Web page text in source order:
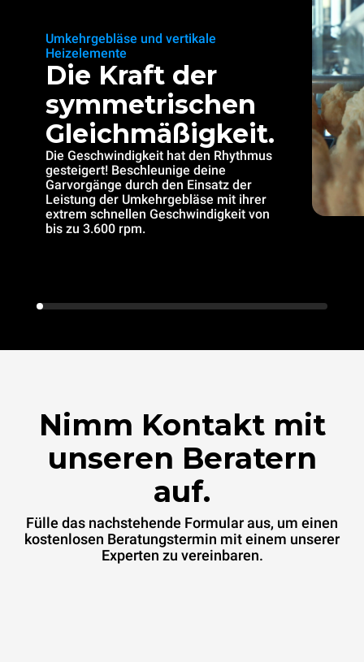
Umkehrgebläse und vertikale
Heizelemente
Die Kraft der
symmetrischen
Gleichmäßigkeit.
Die Geschwindigkeit hat den Rhythmus
gesteigert! Beschleunige deine
Garvorgänge durch den Einsatz der
Leistung der Umkehrgebläse mit ihrer
extrem schnellen Geschwindigkeit von
bis zu 3.600 rpm.
Nimm Kontakt mit
unseren Beratern
auf.
Fülle das nachstehende Formular aus, um einen
kostenlosen Beratungstermin mit einem unserer
Experten zu vereinbaren.